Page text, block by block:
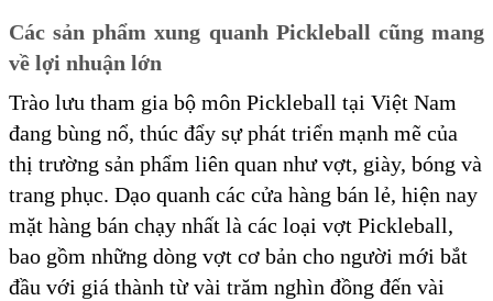
Các sản phẩm xung quanh Pickleball cũng mang
về lợi nhuận lớn
Trào lưu tham gia bộ môn Pickleball tại Việt Nam
đang bùng nổ, thúc đẩy sự phát triển mạnh mẽ của
thị trường sản phẩm liên quan như vợt, giày, bóng và
trang phục. Dạo quanh các cửa hàng bán lẻ, hiện nay
mặt hàng bán chạy nhất là các loại vợt Pickleball,
bao gồm những dòng vợt cơ bản cho người mới bắt
đầu với giá thành từ vài trăm nghìn đồng đến vài